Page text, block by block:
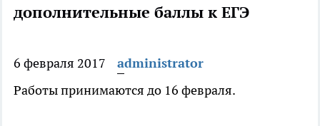
дополнительные баллы к ЕГЭ
6 февраля 2017
administrator
Работы принимаются до 16 февраля.